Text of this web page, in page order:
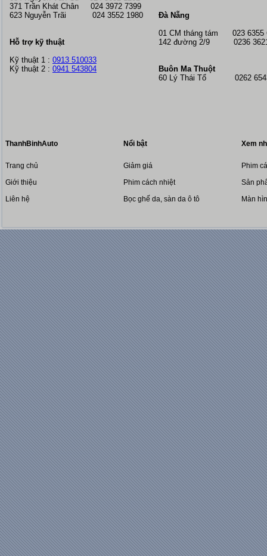
371 Trần Khát Chân 024 3972 7399
623 Nguyễn Trãi 024 3552 1980
Hỗ trợ kỹ thuật
Kỹ thuật 1 : 0913 510033
Kỹ thuật 2 : 0941 543804
Đà Nẵng
01 CM tháng tám 023 6355
142 đường 2/9 0236
Buôn Ma Thuột
60 Lý Thái Tổ 0262
ThanhBinhAuto
Trang chủ
Giới thiệu
Liên hệ
Nổi bật
Giảm giá
Phim cách nhiệt
Bọc ghế da, sàn da ô tô
Xem
Phim
Sản
Màn